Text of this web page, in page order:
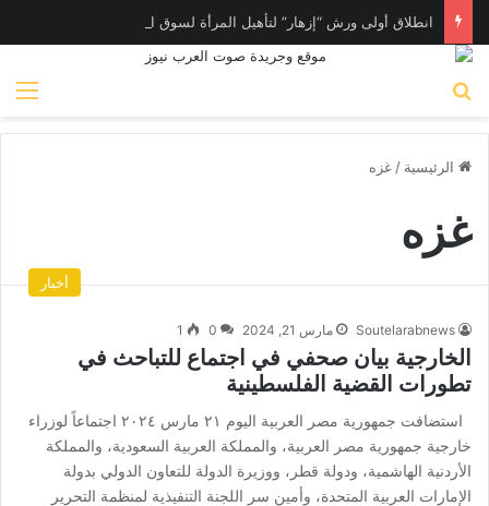
الرئيسية / غزه
غزه
أخبار
Soutelarabnews مارس 21, 2024 0
1
الخارجية بيان صحفي في اجتماع للتباحث في
تطورات القضية الفلسطينية
استضافت جمهورية مصر العربية اليوم ٢١ مارس ٢٠٢٤ اجتماعاً لوزراء
خارجية جمهورية مصر العربية، والمملكة العربية السعودية، والمملكة
الأردنية الهاشمية، ودولة قطر، ووزيرة الدولة للتعاون الدولي بدولة
الإمارات العربية المتحدة، وأمين سر اللجنة التنفيذية لمنظمة التحرير